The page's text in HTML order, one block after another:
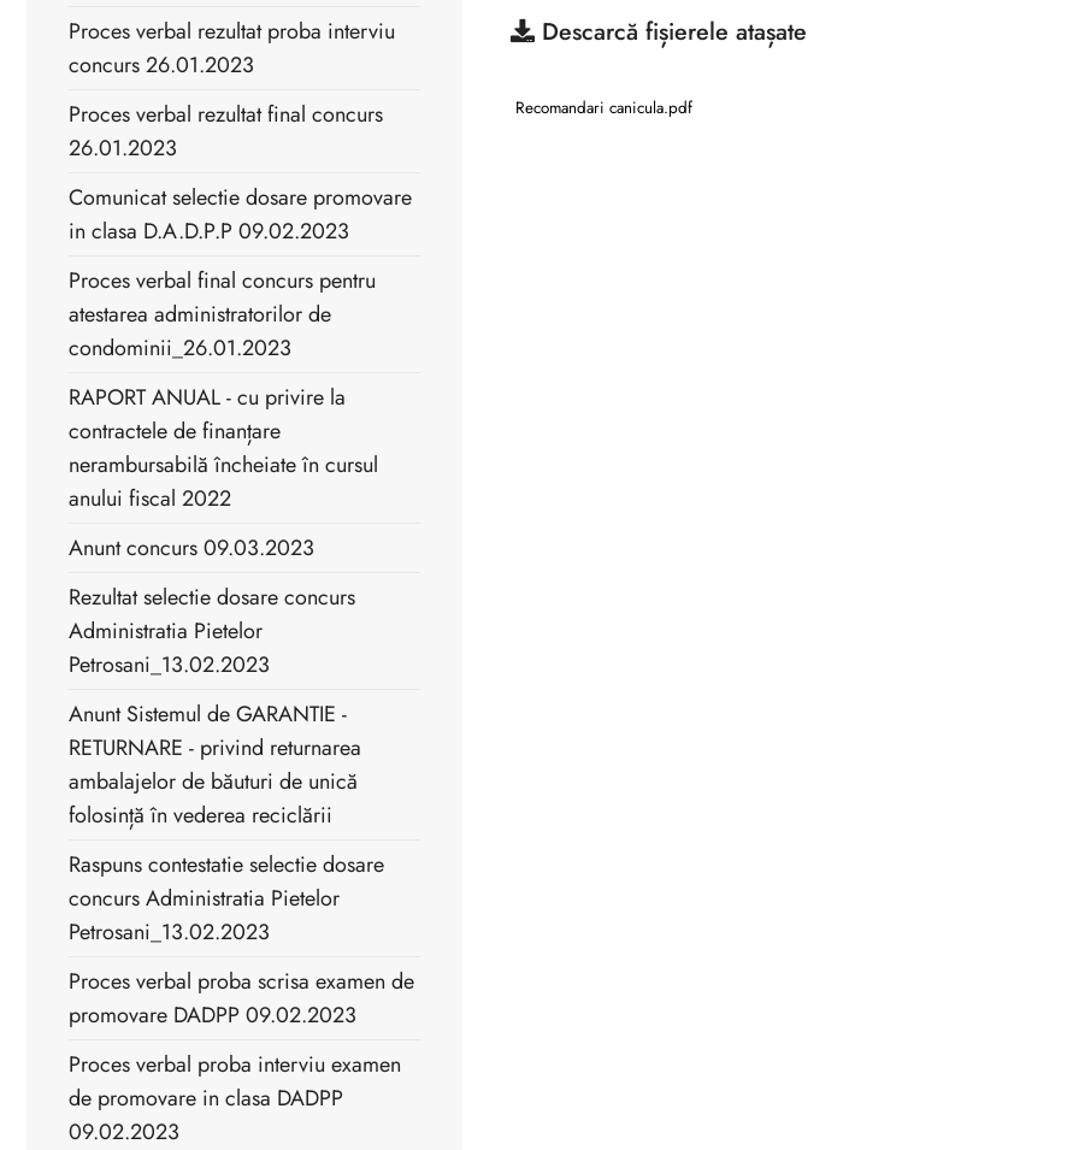
Descarcă fișierele atașate
Recomandari canicula.pdf
Proces verbal rezultat proba interviu
concurs 26.01.2023
Proces verbal rezultat final concurs
26.01.2023
Comunicat selectie dosare promovare
in clasa D.A.D.P.P 09.02.2023
Proces verbal final concurs pentru
atestarea administratorilor de
condominii_26.01.2023
RAPORT ANUAL - cu privire la
contractele de finanțare
nerambursabilă încheiate în cursul
anului fiscal 2022
Anunt concurs 09.03.2023
Rezultat selectie dosare concurs
Administratia Pietelor
Petrosani_13.02.2023
Anunt Sistemul de GARANTIE -
RETURNARE - privind returnarea
ambalajelor de băuturi de unică
folosință în vederea reciclării
Raspuns contestatie selectie dosare
concurs Administratia Pietelor
Petrosani_13.02.2023
Proces verbal proba scrisa examen de
promovare DADPP 09.02.2023
Proces verbal proba interviu examen
de promovare in clasa DADPP
09.02.2023